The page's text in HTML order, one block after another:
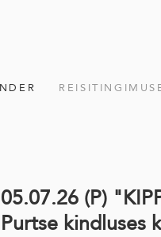
05.07.26 (P)
Purtse kindluses